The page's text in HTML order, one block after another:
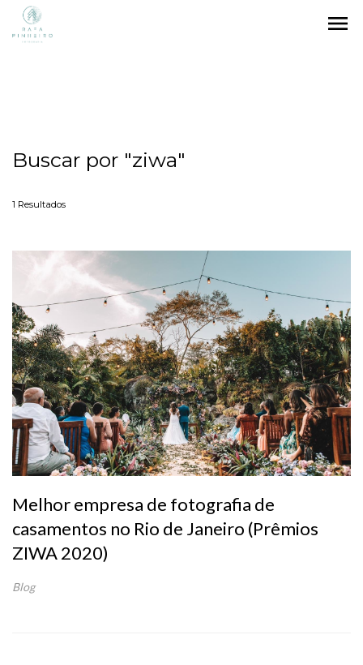
menu
Buscar por "ziwa"
1 Resultados
Melhor empresa de fotografia de
casamentos no Rio de Janeiro (Prêmios
ZIWA 2020)
Blog